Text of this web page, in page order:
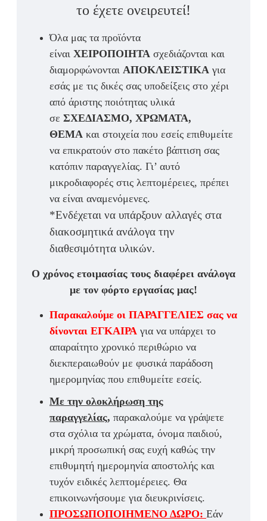
το έχετε ονειρευτεί!
Όλα μας τα προϊόντα
είναι ΧΕΙΡΟΠΟΙΗΤΑ σχεδιάζονται και
διαμορφώνονται ΑΠΟΚΛΕΙΣΤΙΚΑ για
εσάς με τις δικές σας υποδείξεις στο χέρι
από άριστης ποιότητας υλικά
σε ΣΧΕΔΙΑΣΜΟ, ΧΡΩΜΑΤΑ,
ΘΕΜΑ και στοιχεία που εσείς επιθυμείτε
να επικρατούν στο πακέτο βάπτιση σας
κατόπιν παραγγελίας. Γι’ αυτό
μικροδιαφορές στις λεπτομέρειες, πρέπει
να είναι αναμενόμενες.
*Ενδέχεται να υπάρξουν αλλαγές στα
διακοσμητικά ανάλογα την
διαθεσιμότητα υλικών.
Ο χρόνος ετοιμασίας τους διαφέρει ανάλογα
με τον φόρτο εργασίας μας!
Παρακαλούμε οι ΠΑΡΑΓΓΕΛΙΕΣ σας να
δίνονται ΕΓΚΑΙΡΑ για να υπάρχει το
απαραίτητο χρονικό περιθώριο να
διεκπεραιωθούν με φυσικά παράδοση
ημερομηνίας που επιθυμείτε εσείς.
Με την ολοκλήρωση της
παραγγελίας, παρακαλούμε να γράψετε
στα σχόλια τα χρώματα, όνομα παιδιού,
μικρή προσωπική σας ευχή καθώς την
επιθυμητή ημερομηνία αποστολής και
τυχόν ειδικές λεπτομέρειες. Θα
επικοινωνήσουμε για διευκρινίσεις.
ΠΡΟΣΩΠΟΠΟΙΗΜΕΝΟ ΔΩΡΟ: Εάν